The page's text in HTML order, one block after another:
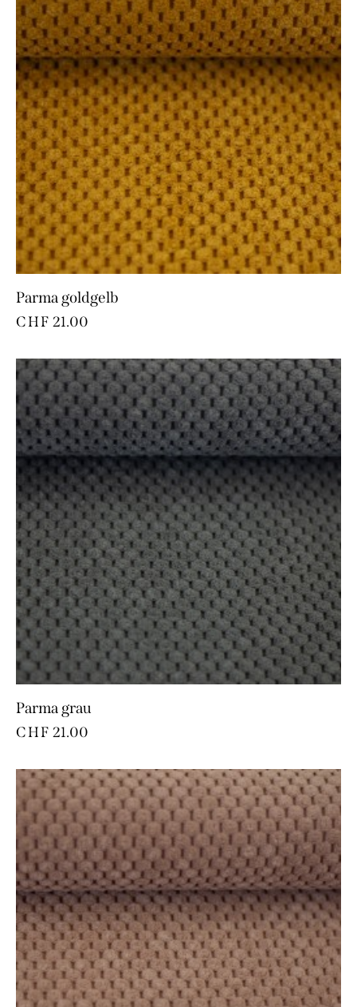
Parma goldgelb
CHF 21.00
Parma grau
CHF 21.00